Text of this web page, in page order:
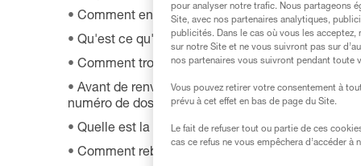
Comment entretenir correctement mon
Qu'est ce qu'un EPI ?
Comment trouver les revendeurs Petzl dans le
Avant de renvoyer un produit défectueux chez
numéro de dossier et une date de retour ?
Quelle est la procédure de garantie Petzl ?
Comment rebuter mon matériel ?
pour analyser notre trafic. Nous partageons
Site, avec nos partenaires analytiques,
publicités. Dans le cas où vous les
sur notre Site et ne vous suivront pas sur
nos partenaires vous suivront pendant toute
Vous pouvez retirer votre consentement à
prévu à cet effet en bas de page du Site.
Le fait de refuser tout ou partie de ces
cas ce refus ne vous empêchera d’accéder à